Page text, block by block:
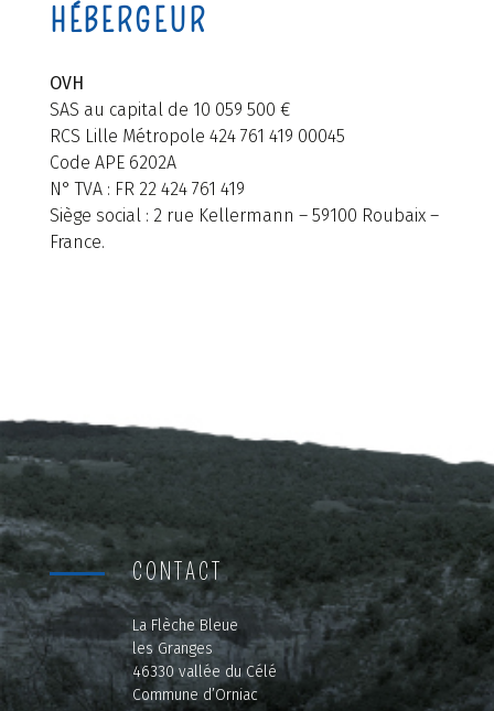
HÉBERGEUR
OVH
SAS au capital de 10 059 500 €
RCS Lille Métropole 424 761 419 00045
Code APE 6202A
N° TVA : FR 22 424 761 419
Siège social : 2 rue Kellermann – 59100 Roubaix –
France.
CONTACT
La Flèche Bleue
les Granges
46330 vallée du Célé
Commune d’Orniac